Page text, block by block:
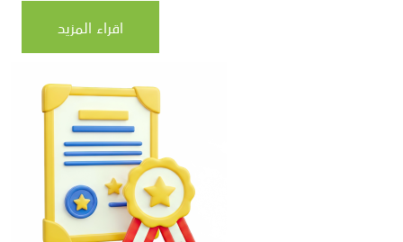
اقراء المزيد